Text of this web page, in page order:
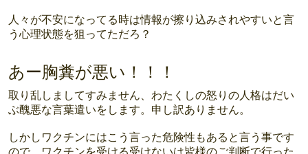
人々が不安になってる時は情報が擦り込みされやすいと言
う心理状態を狙ってただろ？
あー胸糞が悪い！！！
取り乱しましてすみません、わたくしの怒りの人格はだい
ぶ醜悪な言葉遣いをします。申し訳ありません。
しかしワクチンにはこう言った危険性もあると言う事です
ので、ワクチンを受ける受けないは皆様のご判断で行った